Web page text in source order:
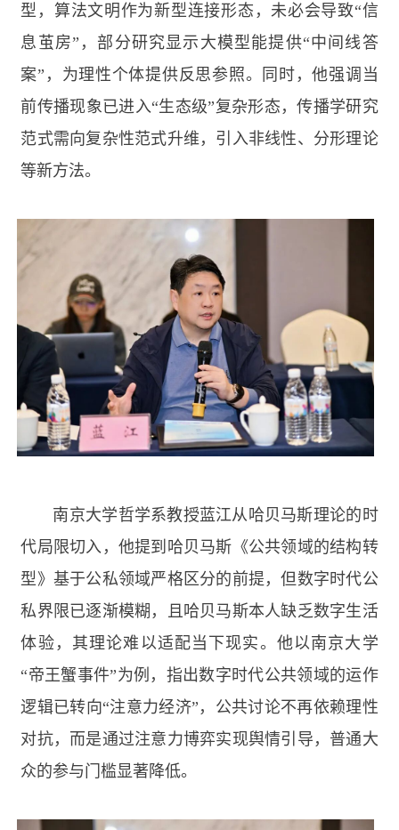
型，算法文明作为新型连接形态，未必会导致“信
息茧房”，部分研究显示大模型能提供“中间线答
案”，为理性个体提供反思参照。同时，他强调当
前传播现象已进入“生态级”复杂形态，传播学研究
范式需向复杂性范式升维，引入非线性、分形理论
等新方法。
南京大学哲学系教授蓝江从哈贝马斯理论的时
代局限切入，他提到哈贝马斯《公共领域的结构转
型》基于公私领域严格区分的前提，但数字时代公
私界限已逐渐模糊，且哈贝马斯本人缺乏数字生活
体验，其理论难以适配当下现实。他以南京大学
“帝王蟹事件”为例，指出数字时代公共领域的运作
逻辑已转向“注意力经济”，公共讨论不再依赖理性
对抗，而是通过注意力博弈实现舆情引导，普通大
众的参与门槛显著降低。